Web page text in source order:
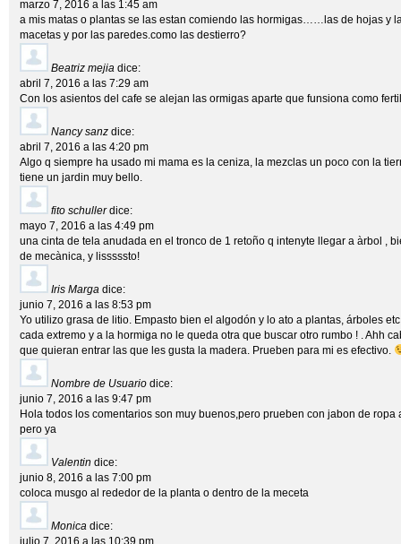
marzo 7, 2016 a las 1:45 am
a mis matas o plantas se las estan comiendo las hormigas……las de hojas y
macetas y por las paredes.como las destierro?
Beatriz mejia dice:
abril 7, 2016 a las 7:29 am
Con los asientos del cafe se alejan las ormigas aparte que funsiona como
Nancy sanz dice:
abril 7, 2016 a las 4:20 pm
Algo q siempre ha usado mi mama es la ceniza, la mezclas un poco con la
tiene un jardin muy bello.
fito schuller dice:
mayo 7, 2016 a las 4:49 pm
una cinta de tela anudada en el tronco de 1 retoño q intenyte llegar a àrbol ,
de mecànica, y lisssssto!
Iris Marga dice:
junio 7, 2016 a las 8:53 pm
Yo utilizo grasa de litio. Empasto bien el algodón y lo ato a plantas, árboles
cada extremo y a la hormiga no le queda otra que buscar otro rumbo ! . Ahh
que quieran entrar las que les gusta la madera. Prueben para mi es efectivo.
Nombre de Usuario dice:
junio 7, 2016 a las 9:47 pm
Hola todos los comentarios son muy buenos,pero prueben con jabon de ropa
pero ya
Valentin dice:
junio 8, 2016 a las 7:00 pm
coloca musgo al rededor de la planta o dentro de la meceta
Monica dice:
julio 7, 2016 a las 10:39 pm